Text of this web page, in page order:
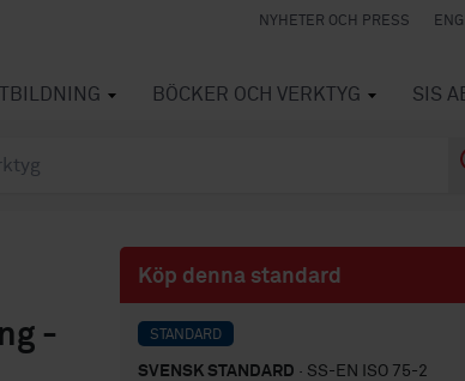
NYHETER OCH PRESS
BÖCKER OCH VERKTYG SIS
-
Köp denna standard
STANDARD
SVENSK STANDARD · SS-EN ISO 75-2